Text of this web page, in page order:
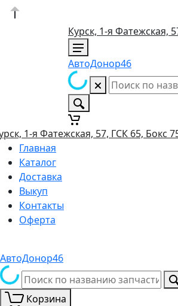
Курск, 1-я Фатежская,
АвтоДонор46
1-я Фатежская, 57, ГСК 65, Бокс
Главная
Каталог
Доставка
Выкуп
Контакты
Оферта
АвтоДонор46
Корзина